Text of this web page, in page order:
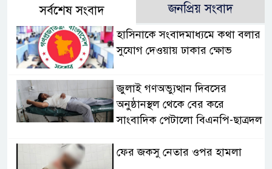
সর্বশেষ সংবাদ জনপ্রিয় সংবাদ
হাসিনাকে সংবাদমাধ্যমে কথা বলার
সুযোগ দেওয়ায় ঢাকার ক্ষোভ
জুলাই গণঅভ্যুত্থান দিবসের
অনুষ্ঠানস্থল থেকে বের করে
সাংবাদিক পেটালো বিএনপি-ছাত্রদল
ফের জকসু নেতার ওপর হামলা